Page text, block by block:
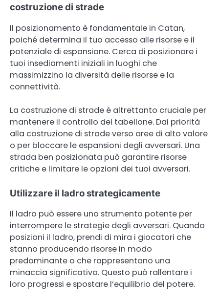
costruzione di strade
Il posizionamento è fondamentale in Catan,
poiché determina il tuo accesso alle risorse e il
potenziale di espansione. Cerca di posizionare i
tuoi insediamenti iniziali in luoghi che
massimizzino la diversità delle risorse e la
connettività.
La costruzione di strade è altrettanto cruciale per
mantenere il controllo del tabellone. Dai priorità
alla costruzione di strade verso aree di alto valore
o per bloccare le espansioni degli avversari. Una
strada ben posizionata può garantire risorse
critiche e limitare le opzioni dei tuoi avversari.
Utilizzare il ladro strategicamente
Il ladro può essere uno strumento potente per
interrompere le strategie degli avversari. Quando
posizioni il ladro, prendi di mira i giocatori che
stanno producendo risorse in modo
predominante o che rappresentano una
minaccia significativa. Questo può rallentare i
loro progressi e spostare l’equilibrio del potere.